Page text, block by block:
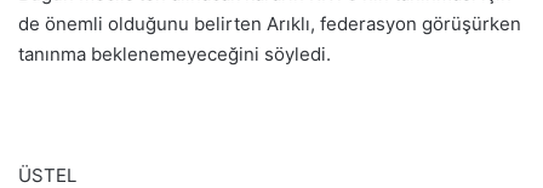
de önemli olduğunu belirten Arıklı, federasyon görüşürken
tanınma beklenemeyeceğini söyledi.
ÜSTEL